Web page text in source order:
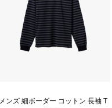
メンズ 細ボーダー コットン 長袖 T